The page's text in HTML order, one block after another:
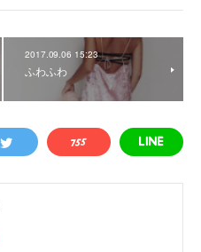
2017.09.06 15:23
ふわふわ